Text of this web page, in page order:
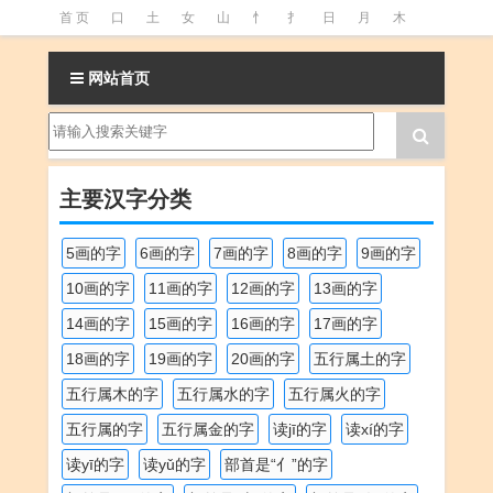
首 页 口 土 女 山 忄 扌 日 月 木
氵 火 王 石 竹 糹 艹 虫 言 足
阝 魚
网站首页
主要汉字分类
5画的字 6画的字 7画的字 8画的字
9画的字
10画的字
11画的字 12画的字
13画的字
14画的字
15画的字 16画的字
17画的字
18画的字
19画的字 20画的字
五行属土的字
五行属木的字
五行属水的字
五行属火的字
五行属的字
五行属金的字 读jī的字
读xí的字
读yī的字
读yǔ的字
部首是“亻”的字